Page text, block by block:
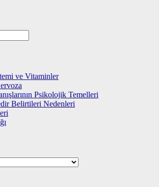
ve Vitaminler
Psikolojik Temelleri
Belirtileri Nedenleri